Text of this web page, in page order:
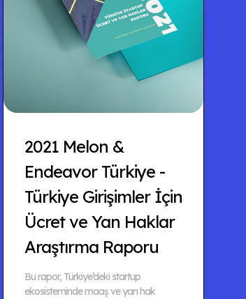
2021 Melon &
Endeavor Türkiye -
Türkiye Girişimler İçin
Ücret ve Yan Haklar
Araştırma Raporu
Bu rapor, Türkiye’deki startup
ekosisteminde maaş ve yan hak